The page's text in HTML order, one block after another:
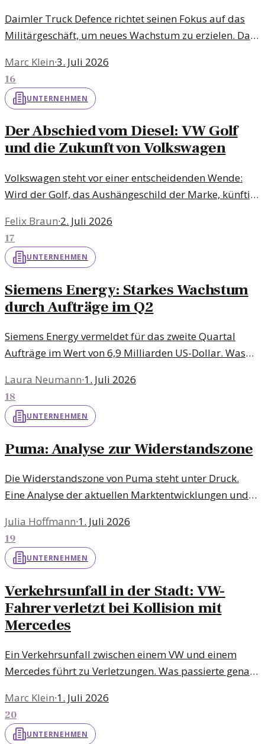
Daimler Truck Defence richtet seinen Fokus auf das
Militärgeschäft, um neues Wachstum zu erzielen. Das
nachhaltige Vorteile in einem sich verändernden
Markt.
Marc Klein·3. Juli 2026
16
UNTERNEHMEN
Der Abschied vom Diesel: VW Golf
und die Zukunft von Volkswagen
Volkswagen steht vor einer entscheidenden Wende:
Wird der Golf, das Aushängeschild der Marke, künftig
Hintergründe und Trends.
Felix Braun·2. Juli 2026
17
UNTERNEHMEN
Siemens Energy: Starkes Wachstum
durch Aufträge im Q2
Siemens Energy vermeldet für das zweite Quartal
Aufträge im Wert von 6,9 Milliarden US-Dollar. Was
die Branche?
Laura Neumann·1. Juli 2026
18
UNTERNEHMEN
Puma: Analyse zur Widerstandszone
Die Widerstandszone von Puma steht unter Druck.
Eine Analyse der aktuellen Marktentwicklungen und
Unternehmensstrategie erfolgt in diesem Artikel.
Julia Hoffmann·1. Juli 2026
19
UNTERNEHMEN
Verkehrsunfall in der Stadt: VW-
Fahrer verletzt bei Kollision mit
Mercedes
Ein Verkehrsunfall zwischen einem VW und einem
Mercedes führt zu Verletzungen. Was passierte genau
Marc Klein·1. Juli 2026
20
UNTERNEHMEN